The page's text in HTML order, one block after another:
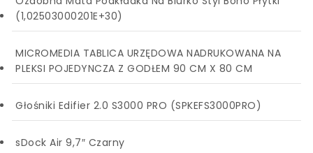
(1,02503000201E+30)
MICROMEDIA TABLICA URZĘDOWA NADRUKOWANA NA
PLEKSI POJEDYNCZA Z GODŁEM 90 CM X 80 CM
Głośniki Edifier 2.0 S3000 PRO (SPKEFS3000PRO)
sDock Air 9,7″ Czarny